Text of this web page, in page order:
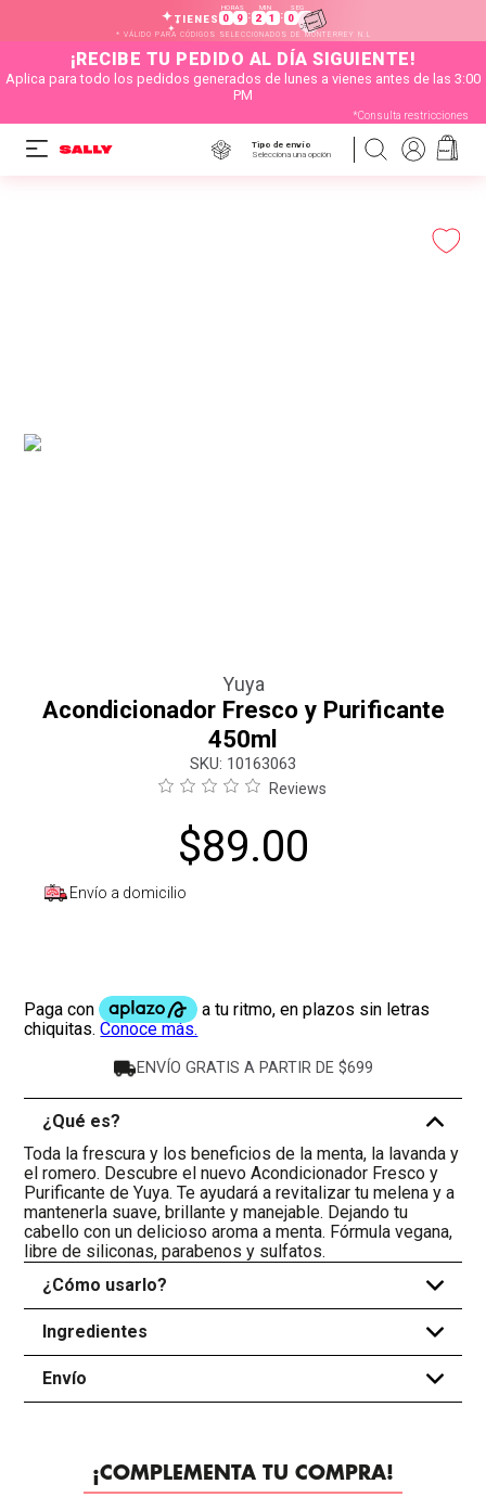
TIENES
HORAS
0 9 :
MIN
2 1 :
SEG
0 4
* VÁLIDO PARA CÓDIGOS SELECCIONADOS DE MONTERREY N.L
¡RECIBE TU PEDIDO AL DÍA SIGUIENTE!
Aplica para todo los pedidos generados de lunes a vienes antes de las 3:00
PM
*Consulta restricciones
Tipo de envío
Selecciona una opción
Yuya
Acondicionador Fresco y Purificante
450ml
: 10163063
Reviews
$89.00
Envío a domicilio
ENVÍO GRATIS A PARTIR DE $699
¿Qué es?
-
Toda la frescura y los beneficios de la menta, la lavanda y
el romero. Descubre el nuevo Acondicionador Fresco y
Purificante de Yuya. Te ayudará a revitalizar tu melena y a
mantenerla suave, brillante y manejable. Dejando tu
cabello con un delicioso aroma a menta. Fórmula vegana,
libre de siliconas, parabenos y sulfatos.
¿Cómo usarlo?
+
Ingredientes +
Envío +
¡COMPLEMENTA TU COMPRA!